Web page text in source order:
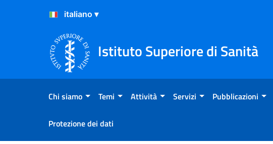
Salta al Contenuto
Salta al Footer
Istituto Superiore di Sanità
Chi siamo Temi Attività Servizi Pubblicazioni
Protezione dei dati